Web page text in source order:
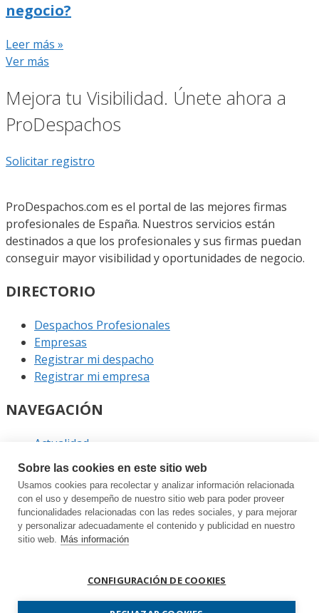
negocio?
Leer más »
Ver más
Mejora tu Visibilidad. Únete ahora a
ProDespachos
Solicitar registro
ProDespachos.com es el portal de las mejores firmas
profesionales de España. Nuestros servicios están
destinados a que los profesionales y sus firmas puedan
conseguir mayor visibilidad y oportunidades de negocio.
DIRECTORIO
Despachos Profesionales
Empresas
Registrar mi despacho
Registrar mi empresa
NAVEGACIÓN
Actualidad
Podcast
Entrevistas
Eventos
ENLACES
Política de privacidad
Sobre las cookies en este sitio web
Usamos cookies para recolectar y analizar información relacionada
con el uso y desempeño de nuestro sitio web para poder proveer
funcionalidades relacionadas con las redes sociales, y para mejorar
y personalizar adecuadamente el contenido y publicidad en nuestro
sitio web. Más información
CONFIGURACIÓN DE COOKIES